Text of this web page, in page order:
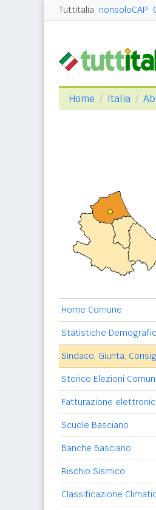
Tuttitalia nonsoloCAP
Home Italia
Home Comune
Statistiche
Sindaco, Giunta,
Storico Elezioni
Fatturazione
Scuole Basciano
Banche Basciano
Rischio Sismico
Classificazione